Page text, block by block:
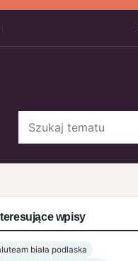
Szukaj
wpisy
biała podlaska